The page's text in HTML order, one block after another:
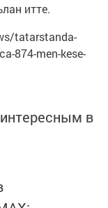
итте.
tatarstanda-
874-men-kese-
в